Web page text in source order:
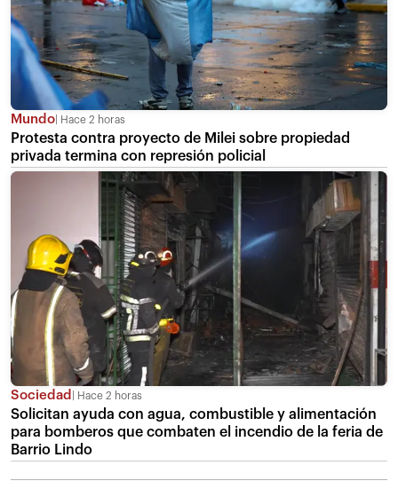
Mundo Hace 2 horas
Protesta contra proyecto de Milei sobre propiedad
privada termina con represión policial
Sociedad Hace 2 horas
Solicitan ayuda con agua, combustible y alimentación
para bomberos que combaten el incendio de la feria de
Barrio Lindo